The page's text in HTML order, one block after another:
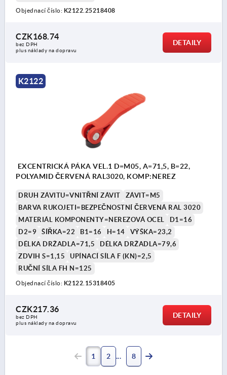
Objednací číslo: K2122.25218408
CZK168.74
bez DPH
plus náklady na dopravu
DETAILY
K2122
EXCENTRICKÁ PÁKA VEL.1 D=M05, A=71,5, B=22,
POLYAMID ČERVENÁ RAL3020, KOMP:NEREZ
DRUH ZÁVITU=VNITŘNÍ ZÁVIT
ZÁVIT=M5
BARVA RUKOJETI=BEZPEČNOSTNÍ ČERVENÁ RAL 3020
MATERIÁL KOMPONENTY=NEREZOVÁ OCEL
D1=16
D2=9
ŠÍŘKA=22 B1=16 H=14
VÝŠKA=23,2
DÉLKA DRŽADLA=71,5
DÉLKA DRŽADLA=79,6
ZDVIH S=1,15
UPÍNACÍ SÍLA F (KN)=2,5
RUČNÍ SÍLA FH N=125
Objednací číslo: K2122.15318405
CZK217.36
bez DPH
plus náklady na dopravu
DETAILY
1 2 8